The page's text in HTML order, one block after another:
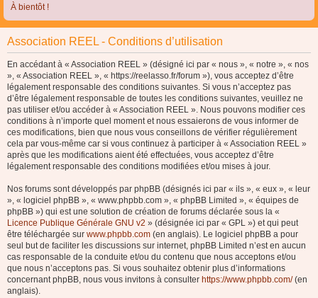
À bientôt !
Association REEL - Conditions d’utilisation
En accédant à « Association REEL » (désigné ici par « nous », « notre », « nos
», « Association REEL », « https://reelasso.fr/forum »), vous acceptez d’être
légalement responsable des conditions suivantes. Si vous n’acceptez pas
d’être légalement responsable de toutes les conditions suivantes, veuillez ne
pas utiliser et/ou accéder à « Association REEL ». Nous pouvons modifier ces
conditions à n’importe quel moment et nous essaierons de vous informer de
ces modifications, bien que nous vous conseillons de vérifier régulièrement
cela par vous-même car si vous continuez à participer à « Association REEL »
après que les modifications aient été effectuées, vous acceptez d’être
légalement responsable des conditions modifiées et/ou mises à jour.
Nos forums sont développés par phpBB (désignés ici par « ils », « eux », « leur
», « logiciel phpBB », « www.phpbb.com », « phpBB Limited », « équipes de
phpBB ») qui est une solution de création de forums déclarée sous la «
Licence Publique Générale GNU v2 » (désignée ici par « GPL ») et qui peut
être téléchargée sur www.phpbb.com (en anglais). Le logiciel phpBB a pour
seul but de faciliter les discussions sur internet, phpBB Limited n’est en aucun
cas responsable de la conduite et/ou du contenu que nous acceptons et/ou
que nous n’acceptons pas. Si vous souhaitez obtenir plus d’informations
concernant phpBB, nous vous invitons à consulter https://www.phpbb.com/(en
anglais).